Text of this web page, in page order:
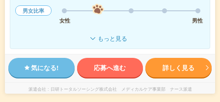
男女比率
女性
男性
もっと見る
気になる! 応募へ進む 詳しく見る
派遣会社 日研トータルソーシング株式会社 メディカルケア事業部 ナース派遣